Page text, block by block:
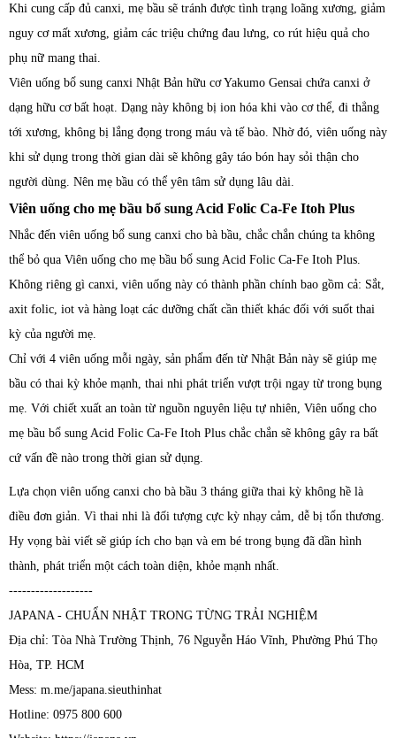
Khi cung cấp đủ canxi, mẹ bầu sẽ tránh được tình trạng loãng xương, giảm
nguy cơ mất xương, giảm các triệu chứng đau lưng, co rút hiệu quả cho
phụ nữ mang thai.
Viên uống bổ sung canxi Nhật Bản hữu cơ Yakumo Gensai chứa canxi ở
dạng hữu cơ bất hoạt. Dạng này không bị ion hóa khi vào cơ thể, đi thẳng
tới xương, không bị lắng đọng trong máu và tế bào. Nhờ đó, viên uống này
khi sử dụng trong thời gian dài sẽ không gây táo bón hay sỏi thận cho
người dùng. Nên mẹ bầu có thể yên tâm sử dụng lâu dài.
Viên uống cho mẹ bầu bổ sung Acid Folic Ca-Fe Itoh Plus
Nhắc đến viên uống bổ sung canxi cho bà bầu, chắc chắn chúng ta không
thể bỏ qua Viên uống cho mẹ bầu bổ sung Acid Folic Ca-Fe Itoh Plus.
Không riêng gì canxi, viên uống này có thành phần chính bao gồm cả: Sắt,
axit folic, iot và hàng loạt các dưỡng chất cần thiết khác đối với suốt thai
kỳ của người mẹ.
Chỉ với 4 viên uống mỗi ngày, sản phẩm đến từ Nhật Bản này sẽ giúp mẹ
bầu có thai kỳ khỏe mạnh, thai nhi phát triển vượt trội ngay từ trong bụng
mẹ. Với chiết xuất an toàn từ nguồn nguyên liệu tự nhiên, Viên uống cho
mẹ bầu bổ sung Acid Folic Ca-Fe Itoh Plus chắc chắn sẽ không gây ra bất
cứ vấn đề nào trong thời gian sử dụng.
Lựa chọn viên uống canxi cho bà bầu 3 tháng giữa thai kỳ không hề là
điều đơn giản. Vì thai nhi là đối tượng cực kỳ nhạy cảm, dễ bị tổn thương.
Hy vọng bài viết sẽ giúp ích cho bạn và em bé trong bụng đã dần hình
thành, phát triển một cách toàn diện, khỏe mạnh nhất.
-------------------
JAPANA - CHUẨN NHẬT TRONG TỪNG TRẢI NGHIỆM
Địa chỉ: Tòa Nhà Trường Thịnh, 76 Nguyễn Háo Vĩnh, Phường Phú Thọ
Hòa, TP. HCM
Mess: m.me/japana.sieuthinhat
Hotline: 0975 800 600